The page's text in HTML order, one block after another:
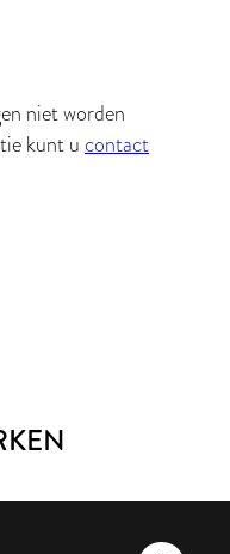
niet worden
kunt u contact